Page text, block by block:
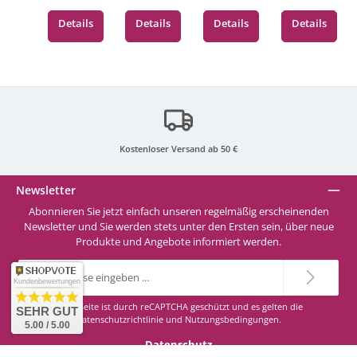
M50 Dark-Grey
M51 Light-Grey
M52 Grey-White
M60 Transparent
Vinylfolie
21 x 30,5
Details
30,5 cm
Details Details Details
Kostenloser Versand ab 50 €
Newsletter
Abonnieren Sie jetzt einfach unseren regelmäßig erscheinenden
Newsletter und Sie werden stets unter den Ersten sein, über neue
Produkte und Angebote informiert werden.
E-
Mail-
Adresse
*
Diese Seite ist durch reCAPTCHA geschützt und es gelten die
Datenschutzrichtlinie und Nutzungsbedingungen.
Datenschutz
Kundenbewertungen
SEHR GUT
5.00 / 5.00